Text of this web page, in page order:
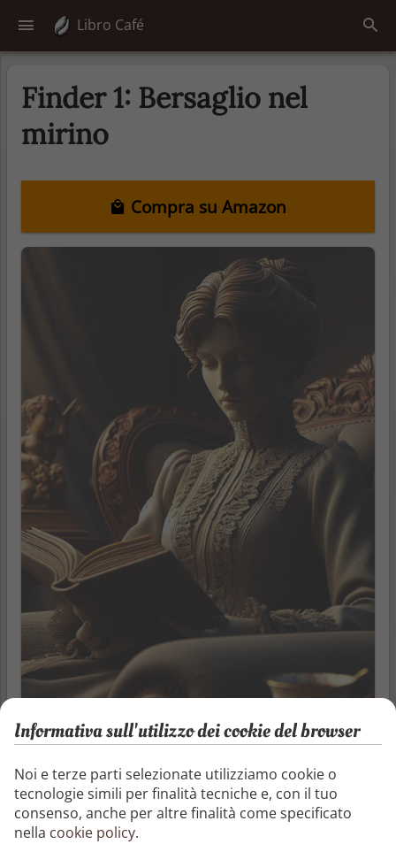
Libro Café
Finder 1: Bersaglio nel
mirino
Compra su Amazon
Autore
Ayano Yamane
Informativa sull'utilizzo dei cookie del browser
Noi e terze parti selezionate utilizziamo cookie o
tecnologie simili per finalità tecniche e, con il tuo
consenso, anche per altre finalità come specificato
nella cookie policy.